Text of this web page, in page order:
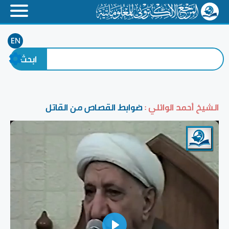
EN
الشيخ أحمد الوائلي :ضوابط القصاص من القاتل